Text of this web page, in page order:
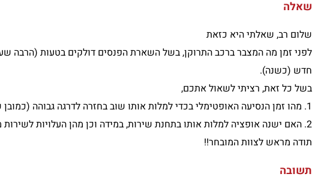
שאלה
שלום רב, שאלתי היא כזאת
חדש (כשנה).
בשל כל זאת, רציתי לשאול אתכם,
1. מהו זמן הנסיעה האופטימלי בכדי למלות אותו שוב בחזרה לדרגה גבוהה (כמובן שמדובר בנסיעה ללא אורות וללא מזגן).
2. האם ישנה אופציה למלות אותו בתחנת שירות, במידה וכן מהן העלויות לשירות מאין זה.
תודה מראש לצוות המובחר!!
תשובה